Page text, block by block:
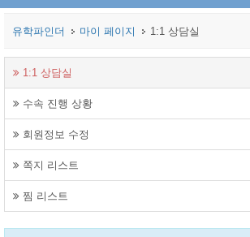
유학파인더 마이 페이지 1:1 상담실
1:1 상담실
수속 진행 상황
회원정보 수정
쪽지 리스트
찜 리스트